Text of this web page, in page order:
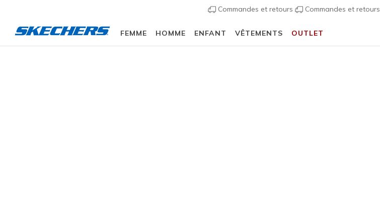
Commandes et retours Commandes et retours
FEMME HOMME ENFANT VÊTEMENTS OUTLET